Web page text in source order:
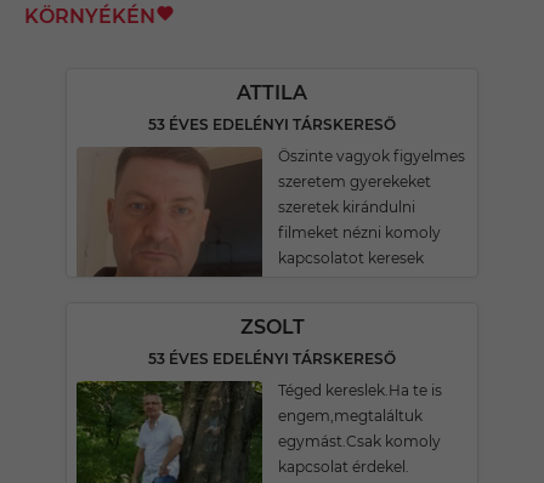
KÖRNYÉKÉN
ATTILA
53 ÉVES EDELÉNYI TÁRSKERESŐ
Öszinte vagyok figyelmes
szeretem gyerekeket
szeretek kirándulni
filmeket nézni komoly
kapcsolatot keresek
ZSOLT
53 ÉVES EDELÉNYI TÁRSKERESŐ
Téged kereslek.Ha te is
engem,megtaláltuk
egymást.Csak komoly
kapcsolat érdekel.